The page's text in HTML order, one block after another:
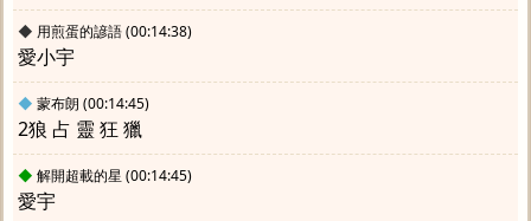
◆ 用煎蛋的諺語(00:14:38)
愛小宇
◆ 蒙布朗 (00:14:45)
2狼 占 靈 狂 獵
◆ 解開超載的星 (00:14:45)
愛宇